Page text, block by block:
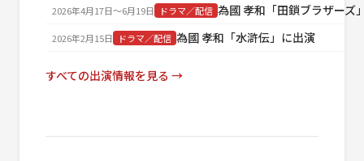
2026年4月17日〜6月19日 ドラマ／配信 為國 孝和「田鎖ブラザーズ
2026年2月15日 ドラマ／配信 為國 孝和「水滸伝」に出演
すべての出演情報を見る →